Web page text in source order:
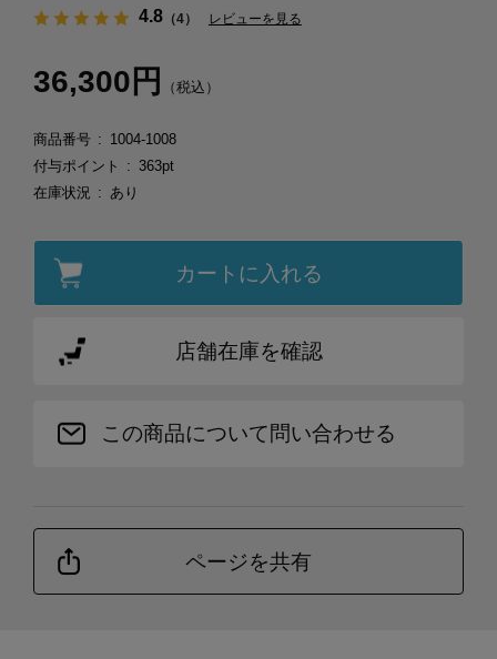
4.8（4） レビューを見る
36,300円 （税込）
商品番号
1004-1008
付与ポイント
363pt
在庫状況
あり
カートに入れる
店舗在庫を確認
この商品について問い合わせる
ページを共有